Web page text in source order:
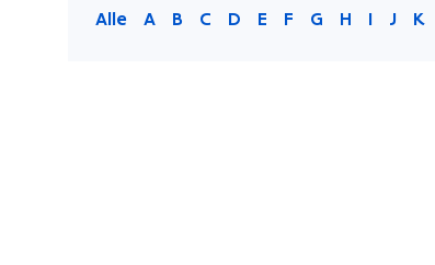
Alle A B C D E F G H I J K